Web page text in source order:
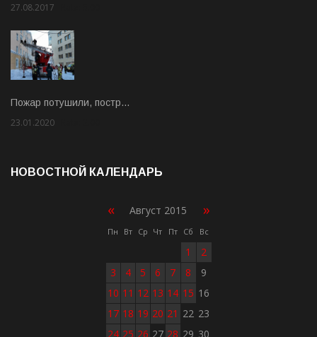
27.08.2017
Пожар потушили, постр…
23.01.2020
НОВОСТНОЙ КАЛЕНДАРЬ
« Август 2015 »
Пн Вт Ср Чт Пт Сб Вс
1
2
3
4 5 6 7 8
9
10 11 12 13 14 15 16
17 18 19 20 21 22 23
24 25 26 27 28 29 30